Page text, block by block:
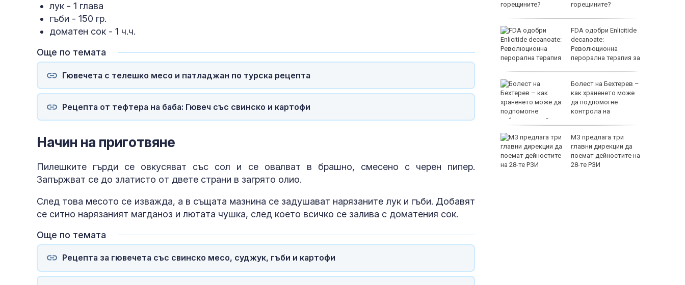
лук - 1 глава
гъби - 150 гр.
доматен сок - 1 ч.ч.
Още по темата
Гювечета с телешко месо и патладжан по турска рецепта
Рецепта от тефтера на баба: Гювеч със свинско и картофи
Начин на приготвяне
Пилешките гърди се овкусяват със сол и се овалват в брашно, смесено с черен пипер.
Запържват се до златисто от двете страни в загрято олио.
След това месото се изважда, а в същата мазнина се задушават нарязаните лук и гъби. Добавят
се ситно нарязаният магданоз и лютата чушка, след което всичко се залива с доматения сок.
Още по темата
Рецепта за гювечета със свинско месо, суджук, гъби и картофи
Контрол на плодове и
магазините
става реалност
горещините?
FDA одобри Еnlicitide
decanoate:
Революционна
перорална терапия за
Болест на Бехтерев –
как храненето може
да подпомогне
контрола на
заболяването?
МЗ предлага три
главни дирекции да
поемат дейностите на
28-те РЗИ